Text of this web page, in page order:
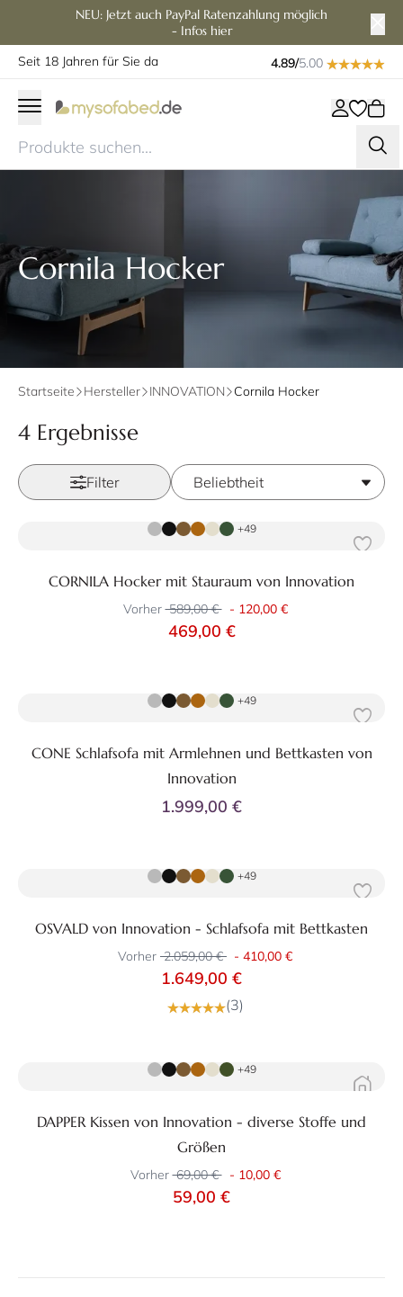
NEU: Jetzt auch PayPal Ratenzahlung möglich
- Infos hier
Seit 18 Jahren für Sie da
4.89/5.00
Cornila Hocker
Startseite Hersteller INNOVATION Cornila Hocker
4 Ergebnisse
Filter
Zum Produkt
+49
CORNILA Hocker mit Stauraum von Innovation
Vorher 589,00 € - 120,00 €
469,00 €
+49
CONE Schlafsofa mit Armlehnen und Bettkasten von
Innovation
1.999,00 €
+49
OSVALD von Innovation - Schlafsofa mit Bettkasten
Vorher 2.059,00 € - 410,00 €
1.649,00 €
(3)
+49
DAPPER Kissen von Innovation - diverse Stoffe und
Größen
Vorher 69,00 € - 10,00 €
59,00 €